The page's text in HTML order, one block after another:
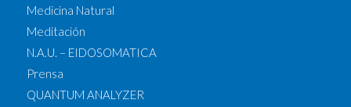
Medicina Natural
Meditación
N.A.U. – EIDOSOMATICA
Prensa
QUANTUM ANALYZER